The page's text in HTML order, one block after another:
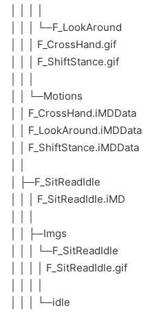
│ │ │ └─F_LookAround
│ │ │ F_CrossHand.gif
│ │ │ F_ShiftStance.gif
│ │ └─Motions
│ │ F_CrossHand.iMDData
│ │ F_LookAround.iMDData
│ │ F_ShiftStance.iMDData
│ ├─F_SitReadIdle
│ │ │ F_SitReadIdle.iMD
│ │ ├─Imgs
│ │ │ └─F_SitReadIdle
│ │ │ │ F_SitReadIdle.gif
│ │ │ └─idle